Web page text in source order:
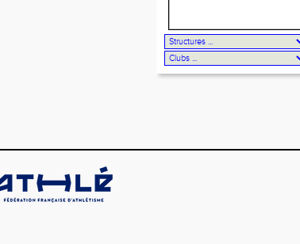
LES ESPACES